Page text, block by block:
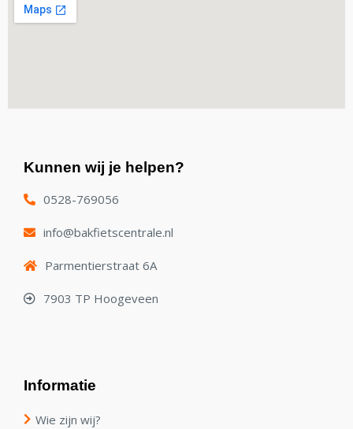
Kunnen wij je helpen?
0528-769056
info@bakfietscentrale.nl
Parmentierstraat 6A
7903 TP Hoogeveen
Informatie
Wie zijn wij?